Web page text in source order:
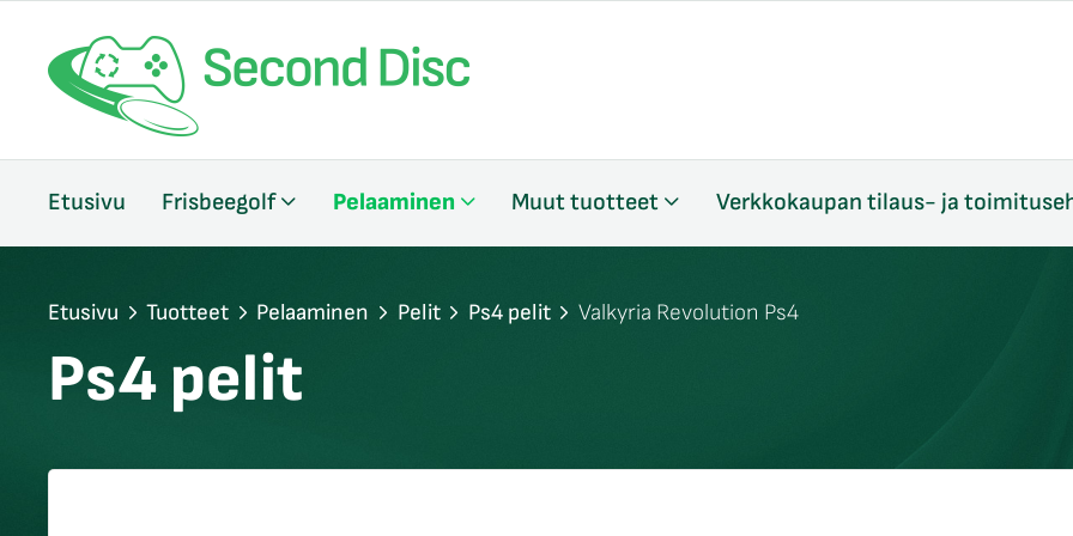
Etusivu Frisbeegolf Pelaaminen Muut tuotteet Verkkokaupan tilaus- ja
Etusivu Tuotteet Pelaaminen Pelit Ps4 pelit Valkyria Revolution Ps4
Ps4 pelit
sulje
sulje
sulje